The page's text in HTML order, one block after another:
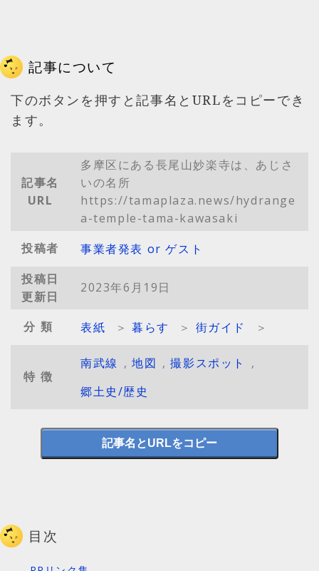
記事について
下のボタンを押すと記事名とURLをコピーでき
ます。
記事名
URL
多摩区にある長尾山妙楽寺は、あじさ
いの名所
https://tamaplaza.news/hydrange
a-temple-tama-kawasaki
投稿者
事業者発表 or ゲスト
投稿日
更新日
2023年6月19日
分類 表紙 ＞ 暮らす ＞ 街ガイド ＞
特徴
南武線 , 地図 ,撮影スポット
,
郷土史/歴史
記事名とURLをコピー
目次